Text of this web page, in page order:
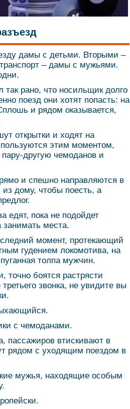
дамы с детьми. Вторыми –
– дамы с мужьями.
рано, что носильщик долго
поезд они хотят попасть: на
и рядом оказывается,
открытки и ходят на
этим моментом,
другую чемоданов и
и спешно направляются в
дому, чтобы поесть, а
едят, пока не подойдет
занимать места.
момент, протекающий
гудением локомотива, на
толпа мужчин.
точно боятся растрясти
звонка, не увидите вы
с чемоданами.
пассажиров втискивают в
рядом с уходящим поездом в
мужья, находящие особым